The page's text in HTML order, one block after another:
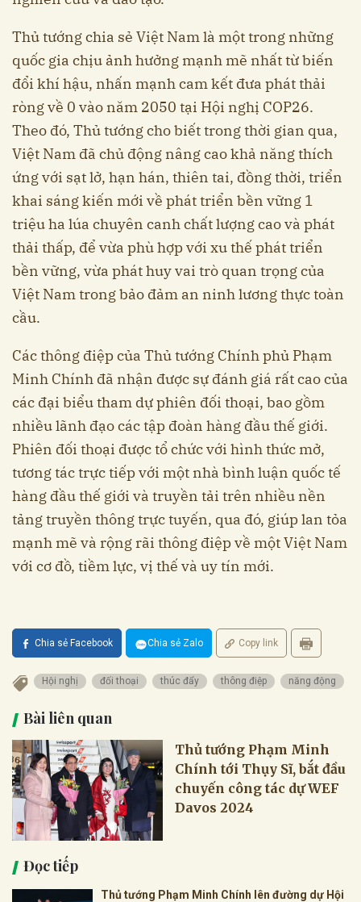
Thủ tướng chia sẻ Việt Nam là một trong những
quốc gia chịu ảnh hưởng mạnh mẽ nhất từ biến
đổi khí hậu, nhấn mạnh cam kết đưa phát thải
ròng về 0 vào năm 2050 tại Hội nghị COP26.
Theo đó, Thủ tướng cho biết trong thời gian qua,
Việt Nam đã chủ động nâng cao khả năng thích
ứng với sạt lở, hạn hán, thiên tai, đồng thời, triển
khai sáng kiến mới về phát triển bền vững 1
triệu ha lúa chuyên canh chất lượng cao và phát
thải thấp, để vừa phù hợp với xu thế phát triển
bền vững, vừa phát huy vai trò quan trọng của
Việt Nam trong bảo đảm an ninh lương thực toàn
cầu.
Các thông điệp của Thủ tướng Chính phủ Phạm
Minh Chính đã nhận được sự đánh giá rất cao của
các đại biểu tham dự phiên đối thoại, bao gồm
nhiều lãnh đạo các tập đoàn hàng đầu thế giới.
Phiên đối thoại được tổ chức với hình thức mở,
tương tác trực tiếp với một nhà bình luận quốc tế
hàng đầu thế giới và truyền tải trên nhiều nền
tảng truyền thông trực tuyến, qua đó, giúp lan tỏa
mạnh mẽ và rộng rãi thông điệp về một Việt Nam
với cơ đồ, tiềm lực, vị thế và uy tín mới.
Chia sẻ Facebook Chia sẻ Zalo Copy link
Hội nghị đối thoại thúc đẩy thông điệp năng động
Bài liên quan
Thủ tướng Phạm Minh
Chính tới Thụy Sĩ, bắt đầu
chuyến công tác dự WEF
Davos 2024
Đọc tiếp
Thủ tướng Phạm Minh Chính lên đường dự Hội